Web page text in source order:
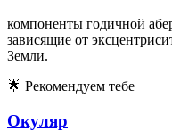
компоненты годичной
зависящие от
Земли.
🌟 Рекомендуем тебе
Окуляр